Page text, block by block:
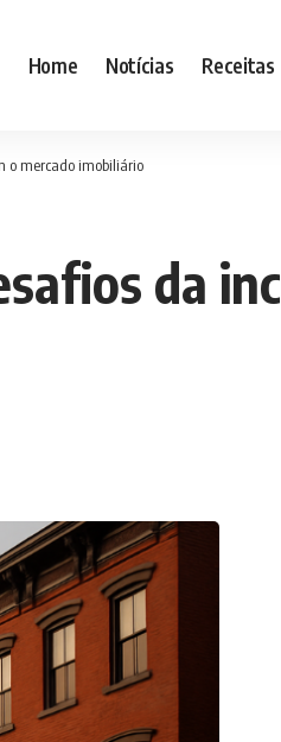
Home Notícias Receitas
o mercado imobiliário
da